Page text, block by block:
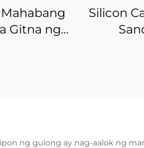
Gitna ng
Silicon
ng gulong ay nag-aalok ng